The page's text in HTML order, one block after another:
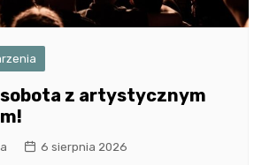
z artystycznym
6 sierpnia 2026